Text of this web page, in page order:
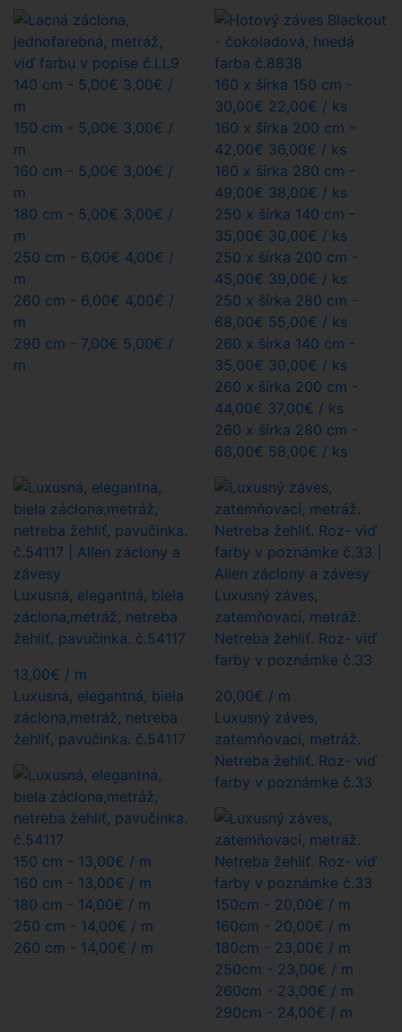
140 cm - 5,00€ 3,00€ /
m
150 cm - 5,00€ 3,00€ /
m
160 cm - 5,00€ 3,00€ /
m
180 cm - 5,00€ 3,00€ /
m
250 cm - 6,00€ 4,00€ /
m
260 cm - 6,00€ 4,00€ /
m
290 cm - 7,00€ 5,00€ /
m
160 x šírka 150 cm -
30,00€ 22,00€ / ks
160 x šírka 200 cm -
42,00€ 36,00€ / ks
160 x šírka 280 cm -
49,00€ 38,00€ / ks
250 x šírka 140 cm -
35,00€ 30,00€ / ks
250 x šírka 200 cm -
45,00€ 39,00€ / ks
250 x šírka 280 cm -
68,00€ 55,00€ / ks
260 x šírka 140 cm -
35,00€ 30,00€ / ks
260 x šírka 200 cm -
44,00€ 37,00€ / ks
260 x šírka 280 cm -
68,00€ 58,00€ / ks
Luxusná, elegantná, biela
záclona,metráž, netreba
žehliť, pavučinka. č.54117
13,00€ / m
Luxusná, elegantná, biela
záclona,metráž, netreba
žehliť, pavučinka. č.54117
150 cm - 13,00€ / m
160 cm - 13,00€ / m
180 cm - 14,00€ / m
250 cm - 14,00€ / m
260 cm - 14,00€ / m
Luxusný záves,
zatemňovací, metráž.
Netreba žehliť. Roz- viď
farby v poznámke č.33
20,00€ / m
Luxusný záves,
zatemňovací, metráž.
Netreba žehliť. Roz- viď
farby v poznámke č.33
150cm - 20,00€ / m
160cm - 20,00€ / m
180cm - 23,00€ / m
250cm - 23,00€ / m
260cm - 23,00€ / m
290cm - 24,00€ / m